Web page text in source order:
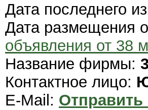
Дата последнего
Дата размещения
объявления от 38
Название фирмы:
Контактное лицо:
E-Mail: